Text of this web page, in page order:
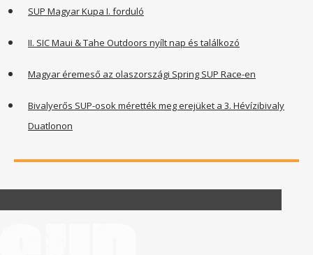
SUP Magyar Kupa I. forduló
II. SIC Maui & Tahe Outdoors nyílt nap és találkozó
Magyar éremeső az olaszországi Spring SUP Race-en
Bivalyerős SUP-osok mérették meg erejüket a 3. Hévízibivaly
Duatlonon